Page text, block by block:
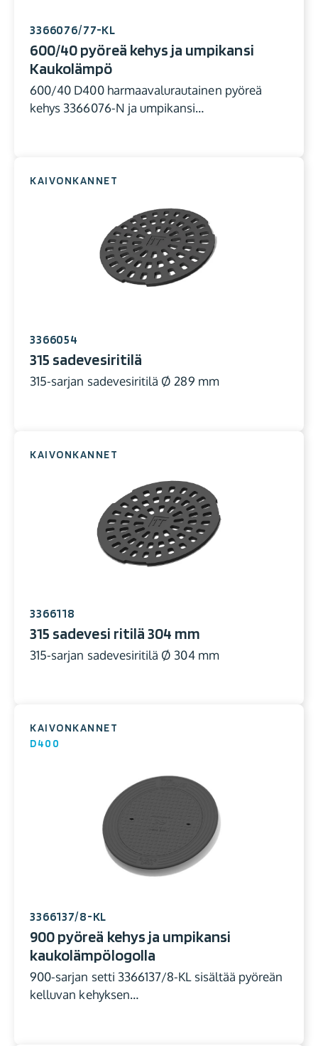
3366076/77-KL
600/40 pyöreä kehys ja umpikansi
Kaukolämpö
600/40 D400 harmaavalurautainen pyöreä
kehys 3366076-N ja umpikansi…
KAIVONKANNET
3366054
315 sadevesiritilä
315-sarjan sadevesiritilä Ø 289 mm
KAIVONKANNET
3366118
315 sadevesi ritilä 304 mm
315-sarjan sadevesiritilä Ø 304 mm
KAIVONKANNET
D400
3366137/8-KL
900 pyöreä kehys ja umpikansi
kaukolämpölogolla
900-sarjan setti 3366137/8-KL sisältää pyöreän
kelluvan kehyksen…